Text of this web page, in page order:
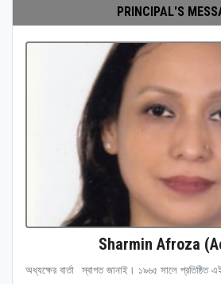
PRINCIPAL'S
Sharmin Afroza
অধ্যক্ষের বার্তা স্বাগত জানাই। ১৯৬৫ সালে প্রতিষ্ঠিত এই